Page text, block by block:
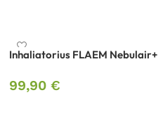
Inhaliatorius FLAEM Nebulair+
99,90 €